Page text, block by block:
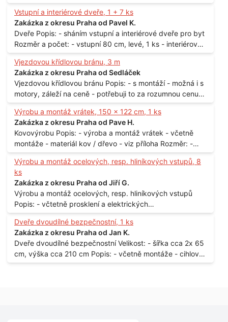
mastných kyselin s převahou olejové kyseliny - účelem je
technické využití - hustota při 20°C - cca 870 kg / m3
Balení: - po 190 kg v sudu Množství: - cca 500 kg - roční
spotřeba Lokalita: - Praha
Vstupní a interiérové dveře, 1 + 7 ks
Zakázka z okresu Praha od Pavel K.
Dveře Popis: - sháním vstupní a interiérové dveře pro byt
Rozměr a počet: - vstupní 80 cm, levé, 1 ks - interiérové
80 cm, levé, 2 ks - 80 cm, pravé, 3 ks - 60 cm, levé, 2 ks
Lokalita: - Praha 10
Vjezdovou křídlovou bránu, 3 m
Zakázka z okresu Praha od Sedláček
Vjezdovou křídlovou bránu Popis: - s montáží - možná i s
motory, záleží na ceně - potřebuji to za rozumnou cenu
Materiál: - ocel Množství: - 1 ks Velikost: - 3 m Lokalita: -
Praha
Výrobu a montáž vrátek, 150 x 122 cm, 1 ks
Zakázka z okresu Praha od Pave H.
Kovovýrobu Popis: - výroba a montáž vrátek - včetně
montáže - materiál kov / dřevo - viz příloha Rozměr: -
150 x 122 cm Lokalita: - Senohraby Nabídky na e-mail.
Výrobu a montáž ocelových, resp. hliníkových vstupů, 8
ks
Zakázka z okresu Praha od Jiří G.
Výrobu a montáž ocelových, resp. hliníkových vstupů
Popis: - včtetně prosklení a elektrických
samozamýkacích zámků pro panelový dům - jedná se o
vchodové dveře umístěné v zarámovaném a proskleném
portálu - předmětem dodávky bude i demontáž
stávajících a už nevyhovujících prosklených,
umělohmotných vstupů Množství: - 8 ks Lokalita: - 7, 9,
Dveře dvoudílné bezpečnostní, 1 ks
Zakázka z okresu Praha od Jan K.
Dveře dvoudílné bezpečnostní Velikost: - šířka cca 2x 65
cm, výška cca 210 cm Popis: - včetně montáže - cihlový
dům, 2. patro - vchod z chodby - rozměry bez zárubní